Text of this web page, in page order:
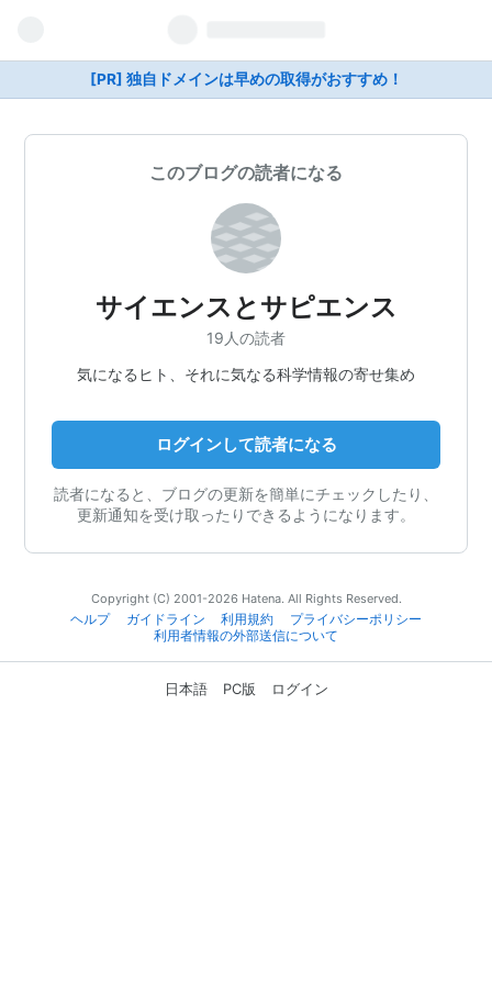
[PR] 独自ドメインは早めの取得がおすすめ！
このブログの読者になる
サイエンスとサピエンス
19人の読者
気になるヒト、それに気なる科学情報の寄せ集め
ログインして読者になる
読者になると、ブログの更新を簡単にチェックしたり、
更新通知を受け取ったりできるようになります。
Copyright (C) 2001-2026 Hatena. All Rights Reserved.
ヘルプ
ガイドライン 利用規約
プライバシーポリシー
利用者情報の外部送信について
日本語 PC版 ログイン